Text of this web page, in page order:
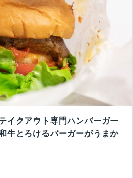
イクアウト専門ハンバーガー
牛とろけるバーガーがうまか